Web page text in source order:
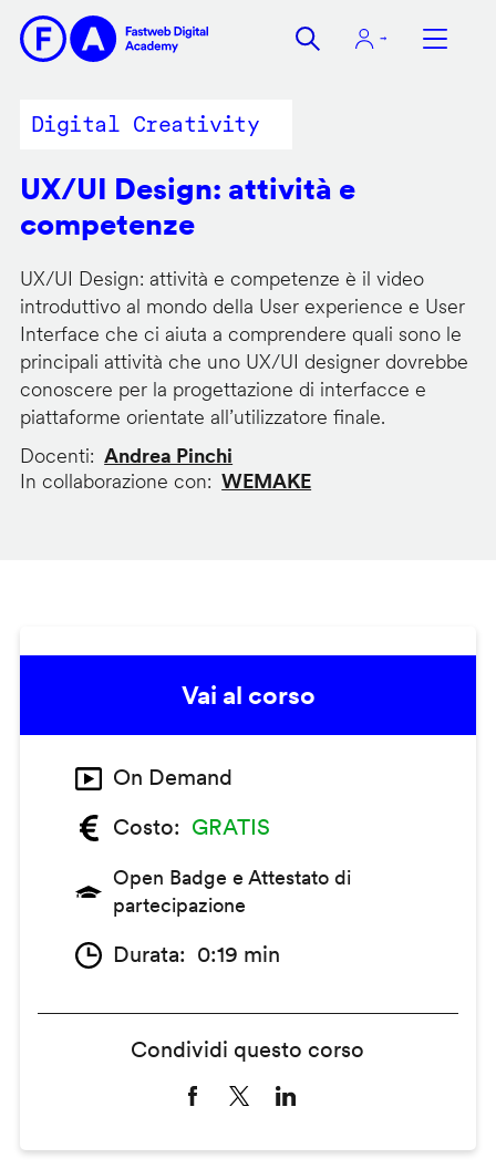
contenuto
Digital Creativity
UX/UI Design: attività e
competenze
UX/UI Design: attività e competenze è il video
introduttivo al mondo della User experience e User
Interface che ci aiuta a comprendere quali sono le
principali attività che uno UX/UI designer dovrebbe
conoscere per la progettazione di interfacce e
piattaforme orientate all’utilizzatore finale.
Docenti
Andrea Pinchi
In collaborazione con
WEMAKE
Vai al corso
On Demand
Costo
GRATIS
Open Badge e Attestato di
partecipazione
Durata 0:19 min
Condividi questo corso